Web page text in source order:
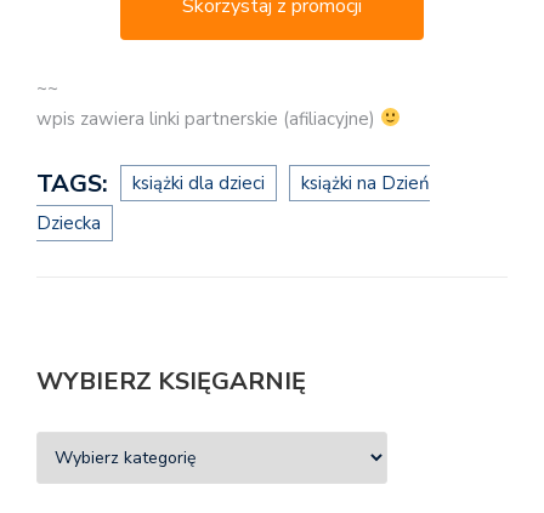
Skorzystaj z promocji
~~
wpis zawiera linki partnerskie (afiliacyjne)
TAGS: książki dla dzieci
książki na Dzień
Dziecka
WYBIERZ KSIĘGARNIĘ